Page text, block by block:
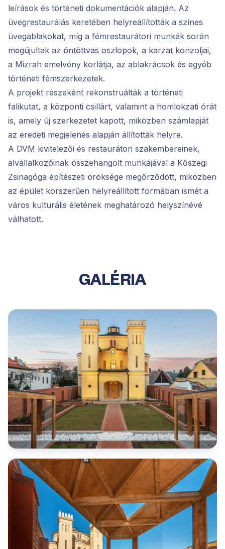
leírások és történeti dokumentációk alapján. Az
üvegrestaurálás keretében helyreállították a színes
üvegablakokat, míg a fémrestaurátori munkák során
megújultak az öntöttvas oszlopok, a karzat konzoljai,
a Mizrah emelvény korlátja, az ablakrácsok és egyéb
történeti fémszerkezetek.
A projekt részeként rekonstruálták a történeti
falikutat, a központi csillárt, valamint a homlokzati órát
is, amely új szerkezetet kapott, miközben számlapját
az eredeti megjelenés alapján állították helyre.
A DVM kivitelezői és restaurátori szakembereinek,
alvállalkozóinak összehangolt munkájával a Kőszegi
Zsinagóga építészeti öröksége megőrződött, miközben
az épület korszerűen helyreállított formában ismét a
város kulturális életének meghatározó helyszínévé
válhatott.
GALÉRIA